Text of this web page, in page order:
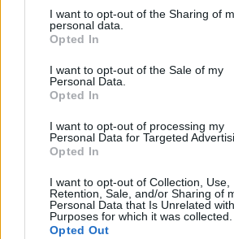
I want to opt-out of the Sharing of
personal data.
Opted In
I want to opt-out of the Sale of my
Personal Data.
Opted In
I want to opt-out of processing my
Personal Data for Targeted
Opted In
I want to opt-out of Collection, Use,
Retention, Sale, and/or Sharing of
Personal Data that Is Unrelated
Purposes for which it was collected.
Opted Out